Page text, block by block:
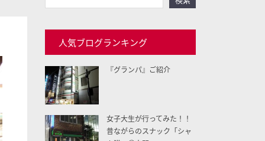
人気ブログランキング
『グランパ』ご紹介
女子大生が行ってみた！！
昔ながらのスナック「シャ